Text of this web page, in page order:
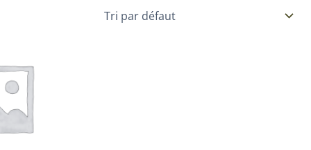
pour gazon & prairie
& Plantes utiles
semis de printemps
Plantes d’intérieur pour ombre